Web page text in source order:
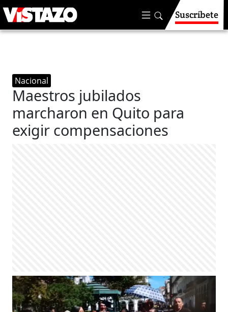
Suscríbete
Nacional
Maestros jubilados
marcharon en Quito para
exigir compensaciones